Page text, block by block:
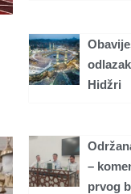
Hidžri
–
prvog